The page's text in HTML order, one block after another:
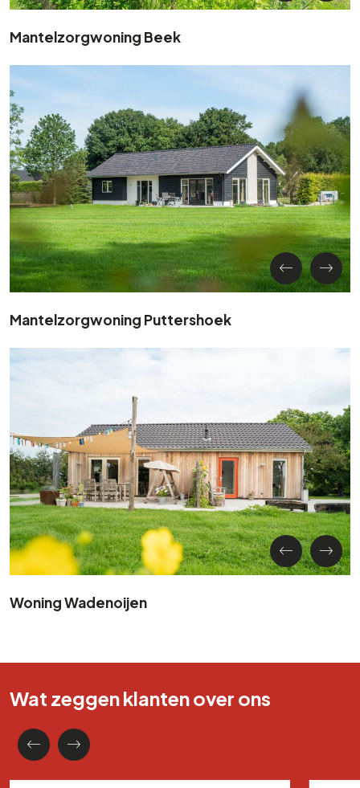
Mantelzorgwoning Beek
Mantelzorgwoning Puttershoek
Woning Wadenoijen
Wat zeggen klanten over ons